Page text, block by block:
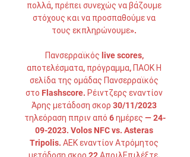
πολλά, πρέπει συνεχώς να βάζουμε
στόχους και να προσπαθούμε να
τους εκπληρώνουμε».
Πανσερραϊκός live scores,
αποτελέσματα, πρόγραμμα, ΠΑΟΚ Η
σελίδα της ομάδας Πανσερραϊκός
στο Flashscore. Ρέιντζερς εναντίον
Άρης μετάδοση σκορ 30/11/2023
τηλεόραση ππριν από 6 ημέρες — 24-
09-2023. Volos NFC vs. Asteras
Tripolis. ΑΕΚ εναντίον Ατρόμητος